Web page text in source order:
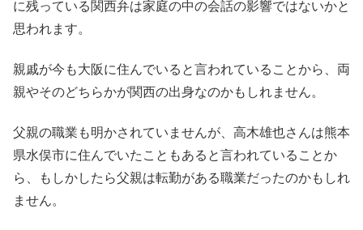
に残っている関西弁は家庭の中の会話の影響ではないかと
思われます。
親戚が今も大阪に住んでいると言われていることから、両
親やそのどちらかが関西の出身なのかもしれません。
父親の職業も明かされていませんが、高木雄也さんは熊本
県水俣市に住んでいたこともあると言われていることか
ら、もしかしたら父親は転勤がある職業だったのかもしれ
ません。